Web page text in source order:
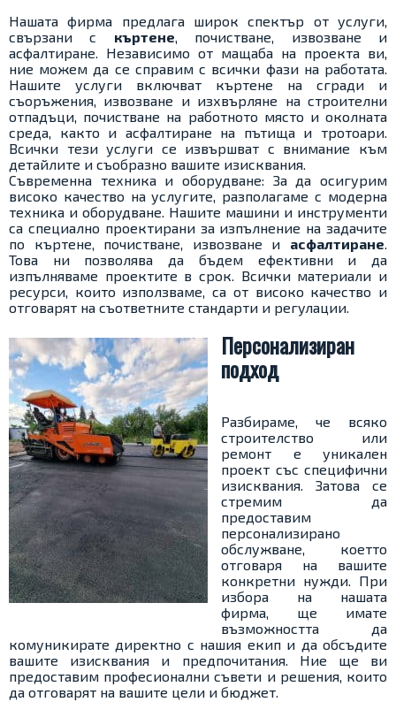
Нашата фирма предлага широк спектър от услуги,
свързани с къртене , почистване, извозване и
асфалтиране. Независимо от мащаба на проекта ви,
ние можем да се справим с всички фази на работата.
Нашите услуги включват къртене на сгради и
съоръжения, извозване и изхвърляне на строителни
отпадъци, почистване на работното място и околната
среда, както и асфалтиране на пътища и тротоари.
Всички тези услуги се извършват с внимание към
детайлите и съобразно вашите изисквания.
Съвременна техника и оборудване: За да осигурим
високо качество на услугите, разполагаме с модерна
техника и оборудване. Нашите машини и инструменти
са специално проектирани за изпълнение на задачите
по къртене, почистване, извозване и асфалтиране
Това ни позволява да бъдем ефективни и да
изпълняваме проектите в срок. Всички материали и
ресурси, които използваме, са от високо качество и
отговарят на съответните стандарти и регулации.
Персонализиран
подход
Разбираме, че всяко
строителство или
ремонт е уникален
проект със специфични
изисквания. Затова се
стремим да
предоставим
персонализирано
обслужване, коетто
отговаря на вашите
конкретни нужди. При
избора на нашата
фирма, ще имате
възможността да
комуникирате директно с нашия екип и да обсъдите
вашите изисквания и предпочитания. Ние ще ви
предоставим професионални съвети и решения, които
да отговарят на вашите цели и бюджет.